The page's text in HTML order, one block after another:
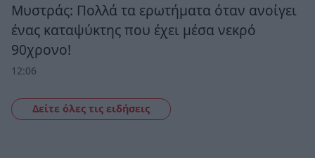
Μυστράς: Πολλά τα ερωτήματα όταν ανοίγει
ένας καταψύκτης που έχει μέσα νεκρό
90χρονο!
12:06
Δείτε όλες τις ειδήσεις